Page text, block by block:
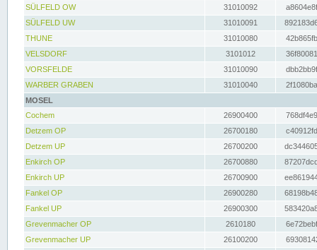
SÜLFELD OW
31010092
SÜLFELD UW
31010091
THUNE
31010080
VELSDORF
3101012
VORSFELDE
31010090
WARBER GRABEN
31010040
MOSEL
Cochem
26900400
Detzem OP
26700180
Detzem UP
26700200
Enkirch OP
26700880
Enkirch UP
26700900
Fankel OP
26900280
Fankel UP
26900300
Grevenmacher OP
2610180
Grevenmacher UP
26100200